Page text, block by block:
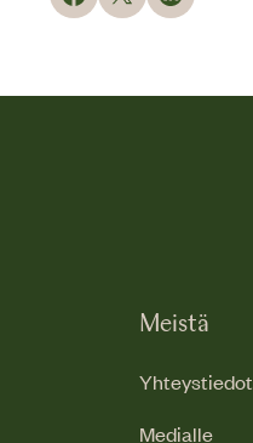
Meistä
Yhteystiedot
Medialle